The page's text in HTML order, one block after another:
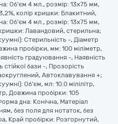
Об'єм 4 мл., розмір: 13х75 мм,
колір кришки: Блакитний,
Об'єм 4 мл., розмір: 13х75 мм,
Лавандовий, стерильна;
Стерильність -, Діаметр
пробірки, мм: 100 міліметр,
градуювання -, Наявність
бази -, Прозорість
Автоклавування +;
Об'єм, мл: 10.0 мілілітр,
Довжина пробірки: 105
дна: Конічна, Матеріал
без поля для нотаток, без
Край пробірки: Розгорнутий,